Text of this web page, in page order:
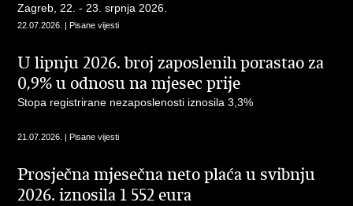
Zagreb, 22. - 23. srpnja 2026.
22.07.2026. | Pisane vijesti
U lipnju 2026. broj zaposlenih porastao za
0,9% u odnosu na mjesec prije
Stopa registrirane nezaposlenosti iznosila 3,3%
21.07.2026. | Pisane vijesti
Prosječna mjesečna neto plaća u svibnju
2026. iznosila 1 552 eura